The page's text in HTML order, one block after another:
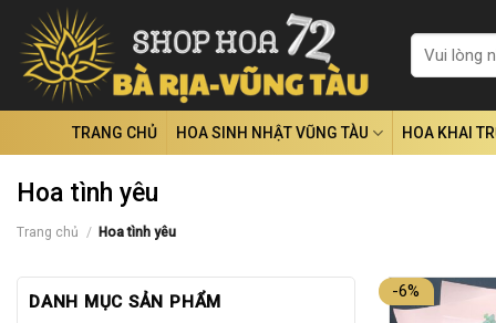
content
Tìm
kiếm:
TRANG CHỦ HOA SINH NHẬT VŨNG TÀU HOA KHAI
Hoa tình yêu
Trang chủ / Hoa tình yêu
DANH MỤC SẢN PHẨM
-6%